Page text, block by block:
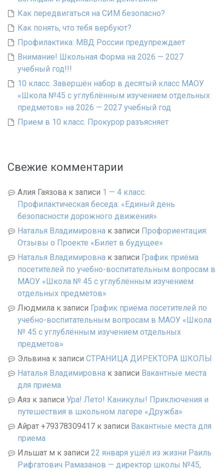
Как передвигаться на СИМ безопасно?
Как понять, что тебя вербуют?
Профилактика: МВД России предупреждает
Внимание! Школьная Форма на 2026 — 2027
учебный год!!!
10 класс. Завершён набор в десятый класс МАОУ
«Школа №45 с углублённым изучением отдельных
предметов» на 2026 — 2027 учебный год
Прием в 10 класс. Прокурор разъясняет
Свежие комментарии
Алия Гаязова к записи 1 — 4 класс.
Профилактическая беседа: «Единый день
безопасности дорожного движения»
Наталья Владимировна к записи Профориентация:
Отзывы о Проекте «Билет в будущее»
Наталья Владимировна к записи График приёма
посетителей по учебно-воспитательным вопросам в
МАОУ «Школа № 45 с углублённым изучением
отдельных предметов»
Людмила к записи График приёма посетителей по
учебно-воспитательным вопросам в МАОУ «Школа
№ 45 с углублённым изучением отдельных
предметов»
Эльвина к записи СТРАНИЦА ДИРЕКТОРА ШКОЛЫ
Наталья Владимировна к записи Вакантные места
для приема
Аяз к записи Ура! Лето! Каникулы! Приключения и
путешествия в школьном лагере «Дружба»
Айрат +79378309417 к записи Вакантные места для
приема
Ильшат м к записи 22 января ушёл из жизни Раиль
Рифгатович Рамазанов — директор школы №45,